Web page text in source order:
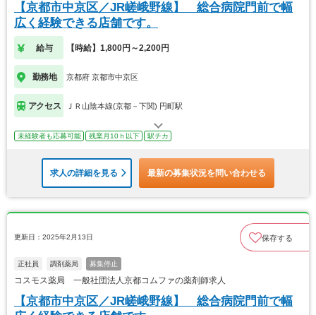
【京都市中京区／JR嵯峨野線】 総合病院門前で幅
広く経験できる店舗です。
給与 【時給】1,800円～2,200円
勤務地 京都府 京都市中京区
アクセス ＪＲ山陰本線(京都－下関) 円町駅
未経験者も応募可能 残業月10ｈ以下 駅チカ
求人の詳細を見る 最新の募集状況を問い合わせる
更新日：2025年2月13日 保存する
正社員 調剤薬局 募集停止
コスモス薬局 一般社団法人京都コムファの薬剤師求人
【京都市中京区／JR嵯峨野線】 総合病院門前で幅